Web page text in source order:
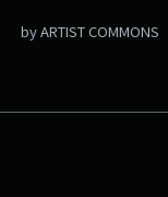
by ARTIST COMMONS